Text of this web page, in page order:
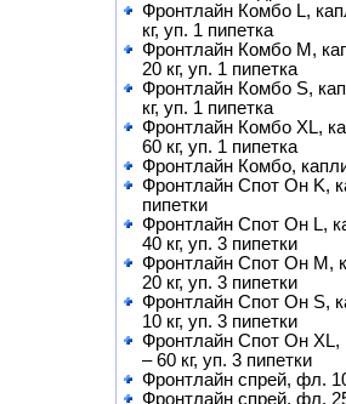
Фронтлайн Комбо L,
кг, уп. 1 пипетка
Фронтлайн Комбо M,
20 кг, уп. 1 пипетка
Фронтлайн Комбо S,
кг, уп. 1 пипетка
Фронтлайн Комбо XL,
60 кг, уп. 1 пипетка
Фронтлайн Комбо,
Фронтлайн Спот Он K,
пипетки
Фронтлайн Спот Он L,
40 кг, уп. 3 пипетки
Фронтлайн Спот Он M,
20 кг, уп. 3 пипетки
Фронтлайн Спот Он S,
10 кг, уп. 3 пипетки
Фронтлайн Спот Он XL,
– 60 кг, уп. 3 пипетки
Фронтлайн спрей, фл.
Фронтлайн спрей, фл.